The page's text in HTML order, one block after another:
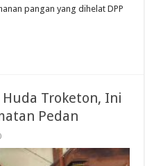
pangan yang dihelat DPP
Troketon, Ini
Pedan